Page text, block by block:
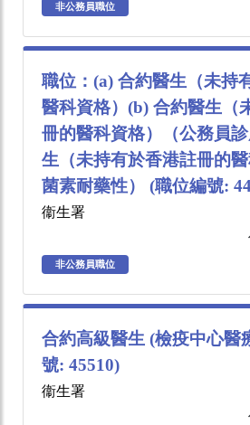
非公務員職位
職位：(a) 合約醫生（未持
醫科資格）(b) 合約醫生（
冊的醫科資格）（公務員
生（未持有於香港註冊的
菌素耐藥性） (職位編號:
衞生署
非公務員職位
合約高級醫生 (檢疫中心醫
號: 45510)
衞生署